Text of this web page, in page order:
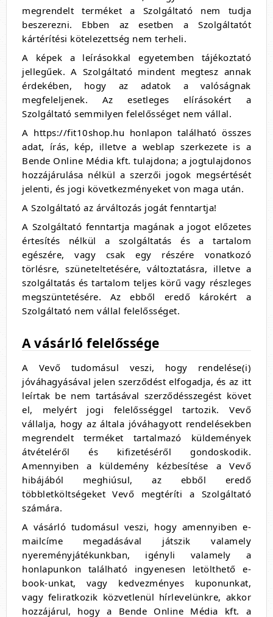
megrendelt terméket a Szolgáltató nem tudja
beszerezni. Ebben az esetben a Szolgáltatót
kártérítési kötelezettség nem terheli.
A képek a leírásokkal egyetemben tájékoztató
jellegűek. A Szolgáltató mindent megtesz annak
érdekében, hogy az adatok a valóságnak
megfeleljenek. Az esetleges elírásokért a
Szolgáltató semmilyen felelősséget nem vállal.
A https://fit10shop.hu honlapon található összes
adat, írás, kép, illetve a weblap szerkezete is a
Bende Online Média kft. tulajdona; a jogtulajdonos
hozzájárulása nélkül a szerzői jogok megsértését
jelenti, és jogi következményeket von maga után.
A Szolgáltató az árváltozás jogát fenntartja!
A Szolgáltató fenntartja magának a jogot előzetes
értesítés nélkül a szolgáltatás és a tartalom
egészére, vagy csak egy részére vonatkozó
törlésre, szüneteltetésére, változtatásra, illetve a
szolgáltatás és tartalom teljes körű vagy részleges
megszüntetésére. Az ebből eredő károkért a
Szolgáltató nem vállal felelősséget.
A vásárló felelőssége
A Vevő tudomásul veszi, hogy rendelése(i)
jóváhagyásával jelen szerződést elfogadja, és az itt
leírtak be nem tartásával szerződésszegést követ
el, melyért jogi felelősséggel tartozik. Vevő
vállalja, hogy az általa jóváhagyott rendelésekben
megrendelt terméket tartalmazó küldemények
átvételéről és kifizetéséről gondoskodik.
Amennyiben a küldemény kézbesítése a Vevő
hibájából meghiúsul, az ebből eredő
többletköltségeket Vevő megtéríti a Szolgáltató
számára.
A vásárló tudomásul veszi, hogy amennyiben e-
mailcíme megadásával játszik valamely
nyereményjátékunkban, igényli valamely a
honlapunkon található ingyenesen letölthető e-
book-unkat, vagy kedvezményes kuponunkat,
vagy feliratkozik közvetlenül hírlevelünkre, akkor
hozzájárul, hogy a Bende Online Média kft. a